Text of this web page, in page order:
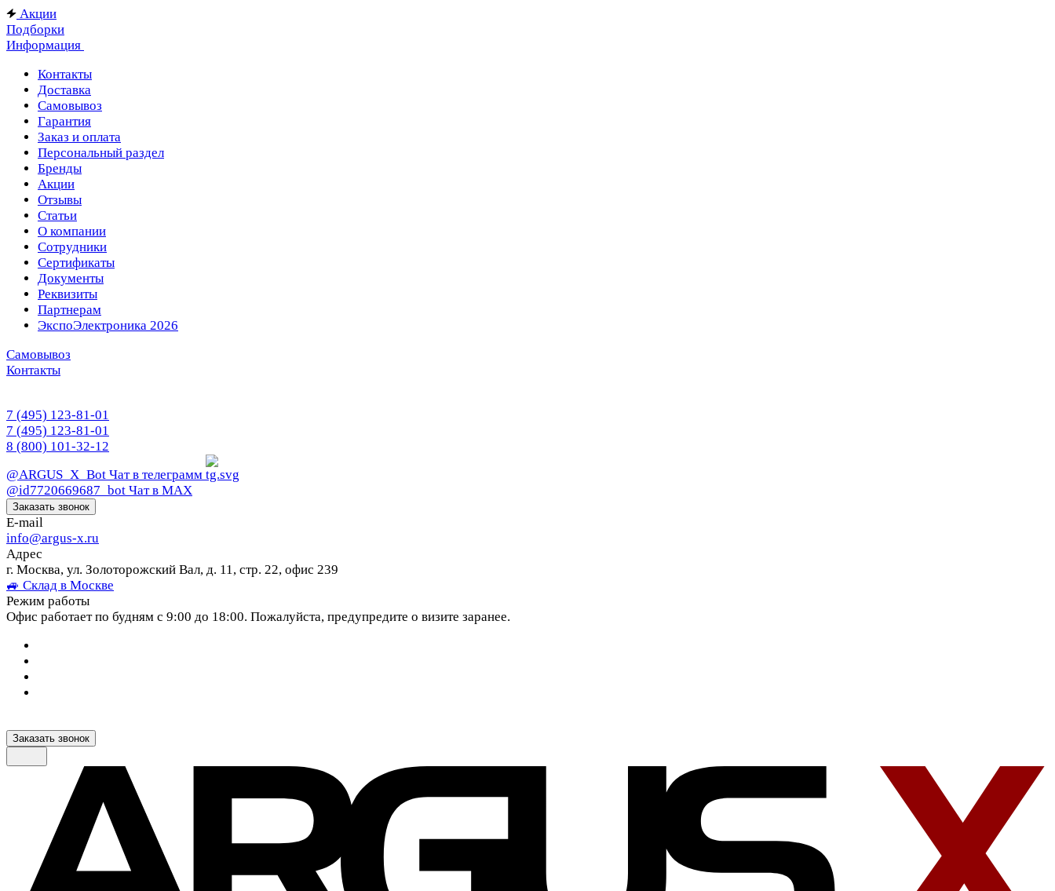
Акции
Подборки
Информация
Контакты
Доставка
Самовывоз
Гарантия
Заказ и оплата
Персональный раздел
Бренды
Акции
Отзывы
Статьи
О компании
Сотрудники
Сертификаты
Документы
Реквизиты
Партнерам
ЭкспоЭлектроника 2026
Самовывоз
Контакты
7 (495) 123-81-01
7 (495) 123-81-01
8 (800) 101-32-12
@ARGUS_X_Bot Чат в телеграмм
@id7720669687_bot Чат в МАХ
Заказать звонок
E-mail
info@argus-x.ru
Адрес
г. Москва, ул. Золоторожский Вал, д. 11, стр. 22, офис 239
🚙 Склад в Москве
Режим работы
Офис работает по будням с 9:00 до 18:00. Пожалуйста, предупредите о визите заранее.
Заказать звонок